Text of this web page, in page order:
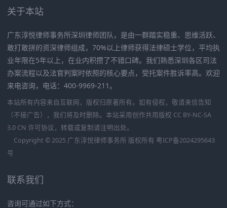
关于本站
广东淳悦律师事务所深圳律师团队，是由一群踏实稳重、思维活跃、
敢打敢拼的资深律师组成，70%以上律师获得法律硕士学位，平均执
业年限在5年以上，在业内积攒了不错口碑。我们熟悉深圳各区司法
办案流程以及法官判案时依照的核心要点，受托案件胜诉率高。欢迎
来电咨询，电话：400-9969-211。
本站所有内容来自互联网，版权归原著所有。如有侵权，敬请来信告知
（不接广告），我们将及时删除。本站采用创作共用版权 CC BY-NC-SA
3.0 CN 许可协议，转载或复制请注明出处。
Copyright © 2025 广东淳悦律师事务所 版权所有 粤ICP备2024295643
号
联系我们
咨询可通过如下方式：